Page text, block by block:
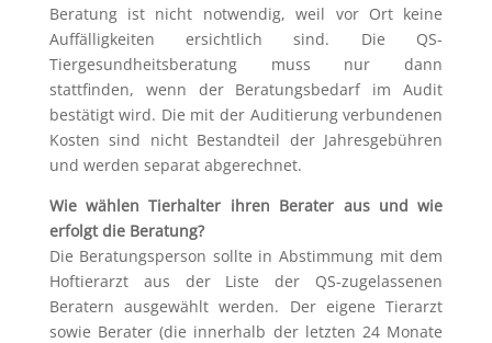
Beratung ist nicht notwendig, weil vor Ort keine
Auffälligkeiten ersichtlich sind. Die QS-
Tiergesundheitsberatung muss nur dann
stattfinden, wenn der Beratungsbedarf im Audit
bestätigt wird. Die mit der Auditierung verbundenen
Kosten sind nicht Bestandteil der Jahresgebühren
und werden separat abgerechnet.
Wie wählen Tierhalter ihren Berater aus und wie
erfolgt die Beratung?
Die Beratungsperson sollte in Abstimmung mit dem
Hoftierarzt aus der Liste der QS-zugelassenen
Beratern ausgewählt werden. Der eigene Tierarzt
sowie Berater (die innerhalb der letzten 24 Monate